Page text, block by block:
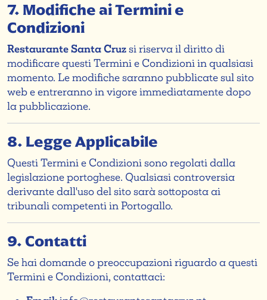
7. Modifiche ai Termini e
Condizioni
Restaurante Santa Cruzsi riserva il diritto di
modificare questi Termini e Condizioni in qualsiasi
momento. Le modifiche saranno pubblicate sul sito
web e entreranno in vigore immediatamente dopo
la pubblicazione.
8. Legge Applicabile
Questi Termini e Condizioni sono regolati dalla
legislazione portoghese. Qualsiasi controversia
derivante dall'uso del sito sarà sottoposta ai
tribunali competenti in Portogallo.
9. Contatti
Se hai domande o preoccupazioni riguardo a questi
Termini e Condizioni, contattaci: